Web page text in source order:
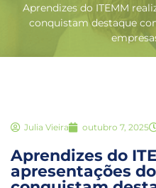
Aprendizes do ITEMM
conquistam destaque
Julia Vieira outubro 7, 2025
Aprendizes do
apresentações